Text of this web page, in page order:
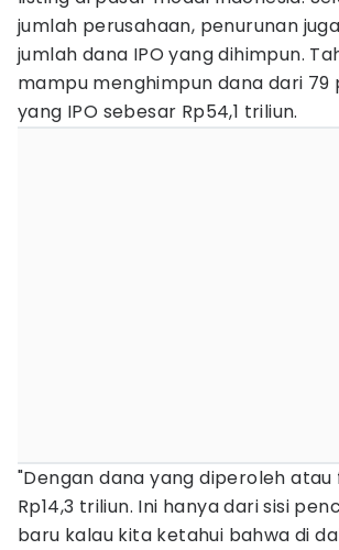
jumlah perusahaan, penurunan
jumlah dana IPO yang dihimpun.
mampu menghimpun dana dari 79
yang IPO sebesar Rp54,1 triliun.
"Dengan dana yang diperoleh atau
Rp14,3 triliun. Ini hanya dari sisi
baru kalau kita ketahui bahwa di